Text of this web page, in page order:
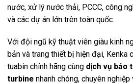
nước, xử lý nước thải, PCCC, công
và các dự án lớn trên toàn quốc.
Với đội ngũ kỹ thuật viên giàu kinh
bản và trang thiết bị hiện đại, Kenka
tuabin chính hãng cùng dịch vụ bảo
turbine nhanh chóng, chuyên